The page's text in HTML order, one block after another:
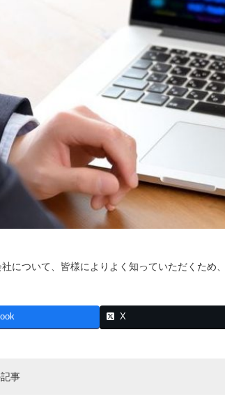
について、皆様によりよく知っていただくため
X
事